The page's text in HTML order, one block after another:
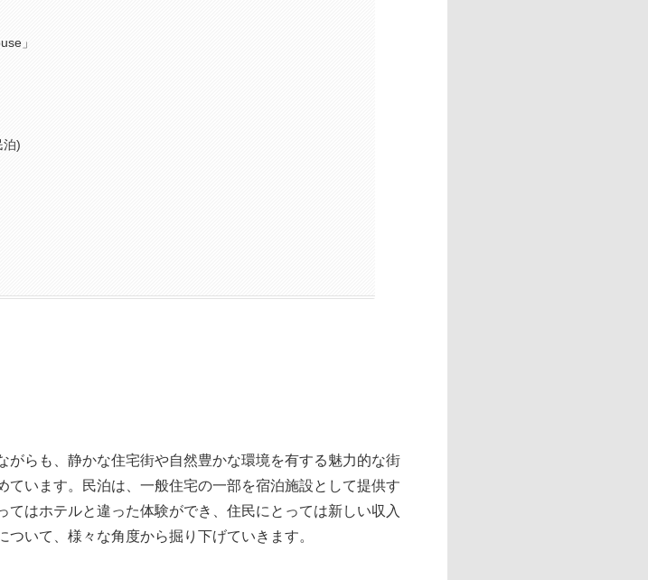
」
泊)
らも、静かな住宅街や自然豊かな環境を有する魅力的な街
います。民泊は、一般住宅の一部を宿泊施設として提供す
はホテルと違った体験ができ、住民にとっては新しい収入
いて、様々な角度から掘り下げていきます。